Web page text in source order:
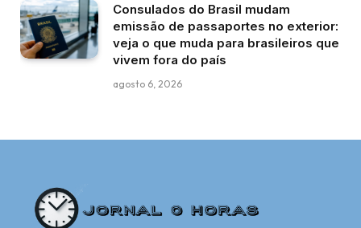
Consulados do Brasil mudam
emissão de passaportes no exterior:
veja o que muda para brasileiros que
vivem fora do país
agosto 6, 2026